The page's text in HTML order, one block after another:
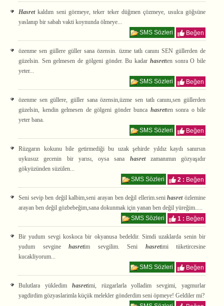
Hasretkaldım seni görmeye, teker teker düğmen çözmeye, usulca göğsüne
yaslanıp bir sabah vakti koynunda ölmeye...
SMS Sözleri
Beğen
özenme sen güllere güller sana özensin. üzme tatlı canını SEN güllerden de
güzelsin. Sen gelmesen de gölgeni gönder. Bu kadar hasretten sonra O bile
yeter...
SMS Sözleri
Beğen
özenme sen güllere, güller sana özensin,üzme sen tatlı canını,sen güllerden
güzelsin, kendin gelmesen de gölgeni gönder bunca hasretten sonra o bile
yeter bana.
SMS Sözleri
Beğen
Rüzgarın kokunu bile getirmediği bu uzak şehirde yıldız kaydı sanırsın
uykusuz gecenin bir yarısı, oysa sana hasretzamanımın gözyaşıdır
gökyüzünden süzülen...
SMS Sözleri
2 : Beğen
Seni sevip ben değil kalbim,seni arayan ben değil ellerim.senihasretözlemine
arayan ben değil gözbebeğim,sana dokunmak için yanan ben değil yüreğim.....
SMS Sözleri
1 : Beğen
Bir yudum sevgi koskoca bir okyanusa bedeldir. Simdi uzaklarda senin bir
yudum sevgine hasretim sevgilim. Seni hasretimi tüketircesine
kucakliyorum...
SMS Sözleri
Beğen
Bulutlara yükledim hasretimi, rüzgarlarla yolladim sevgimi, yagmurlar
yagdirdim gözyaslarimla küçük melekler gönderdim seni öpmeye! Geldiler mi?